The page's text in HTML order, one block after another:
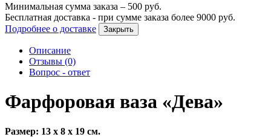
Минимальная сумма заказа – 500 руб.
Бесплатная доставка - при сумме заказа более 9000 руб.
Подробнее о доставке
Закрыть
Описание
Отзывы (0)
Вопрос - ответ
Фарфоровая ваза «Дева»
Размер: 13 х 8 х 19 см.